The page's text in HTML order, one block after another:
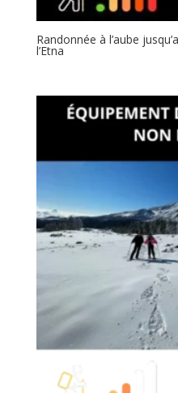
Randonnée à l’aube
l’Etna